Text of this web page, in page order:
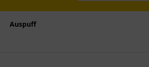
Auspuff